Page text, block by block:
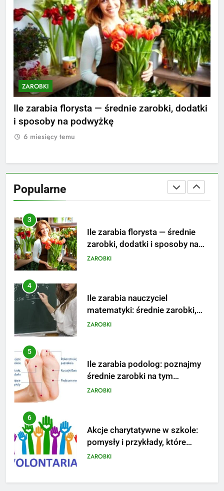
ZAROBKI
Ile zarabia florysta — średnie zarobki, dodatki
i sposoby na podwyżkę
6 miesięcy temu
Popularne
1
Ile zarabia striptizer: poznaj
aktualne stawki męskiego
striptizera
ZAROBKI
2
Ile zarabia psycholog szkolny:
poznaj średnie zarobki na tym
stanowisku
ZAROBKI
Ile zarabia florysta — średnie
zarobki, dodatki i sposoby na
4
Ile zarabia nauczyciel
matematyki: średnie zarobki,
dodatki i perspektywy
ZAROBKI
5
Ile zarabia podolog: poznajmy
średnie zarobki na tym
stanowisku
ZAROBKI
6
Akcje charytatywne w szkole:
pomysły i przykłady, które
zainspirują
ZAROBKI
7
Jak przygotować się finansowo
na narodziny dziecka: ile to
kosztuje i jak zaplanować
PORADY
8